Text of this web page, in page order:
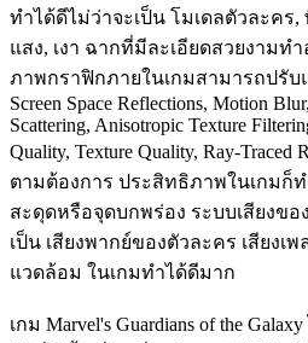
ทำได้ดีไม่ว่าจะเป็น โมเดลตัวละคร,
แสง, เงา ฉากที่มีละเอียดสวยงามท
ภาพกราฟิกภายในเกมสามารถปรับ
Screen Space Reflections, Motion
Scattering, Anisotropic Texture
Quality, Texture Quality, Ray-
ตามต้องการ ประสิทธิภาพในเกมก็
สะดุดหรือจุดบกพร่อง ระบบเสียงขอ
เป็น เสียงพากย์ของตัวละคร เสียงเ
แวดล้อม ในเกมทำได้ดีมาก
เกม Marvel's Guardians of the